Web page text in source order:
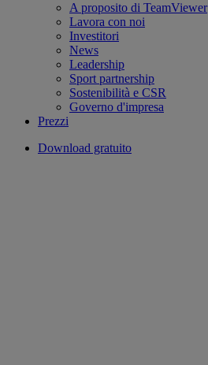
A proposito di TeamViewer
Lavora con noi
Investitori
News
Leadership
Sport partnership
Sostenibilità e CSR
Governo d'impresa
Prezzi
Download gratuito